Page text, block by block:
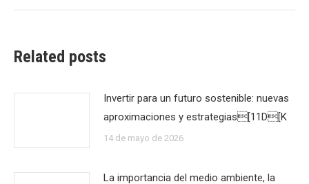
Related posts
Invertir para un futuro sostenible: nuevas
aproximaciones y estrategias[11D[K
14 de mayo de 2026
La importancia del medio ambiente, la